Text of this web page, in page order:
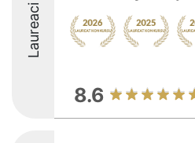
Laureaci
8.6